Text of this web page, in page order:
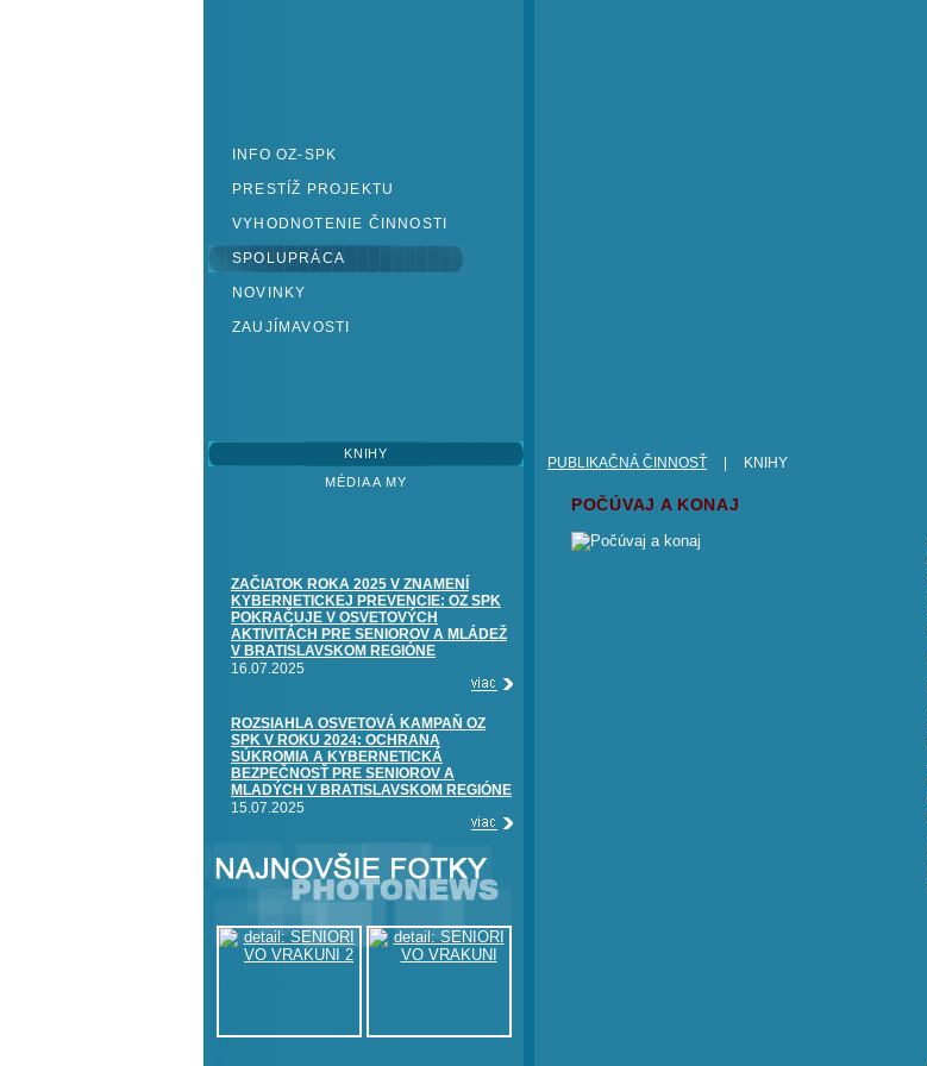
INFO OZ-SPK
PRESTÍŽ PROJEKTU
VYHODNOTENIE ČINNOSTI
SPOLUPRÁCA
NOVINKY
ZAUJÍMAVOSTI
PUBLIKAČNÁ ČINNOSŤ KNIHY
POČÚVAJ A KONAJ
KNIHY
MÉDIA A MY
ZAČIATOK ROKA 2025 V ZNAMENÍ
KYBERNETICKEJ PREVENCIE: OZ SPK
POKRAČUJE V OSVETOVÝCH
AKTIVITÁCH PRE SENIOROV A MLÁDEŽ
V BRATISLAVSKOM REGIÓNE
16.07.2025
ROZSIAHLA OSVETOVÁ KAMPAŇ OZ
SPK V ROKU 2024: OCHRANA
SÚKROMIA A KYBERNETICKÁ
BEZPEČNOSŤ PRE SENIOROV A
MLADÝCH V BRATISLAVSKOM REGIÓNE
15.07.2025